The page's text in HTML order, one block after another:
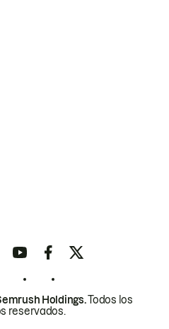
Holdings.Todos los
reservados.